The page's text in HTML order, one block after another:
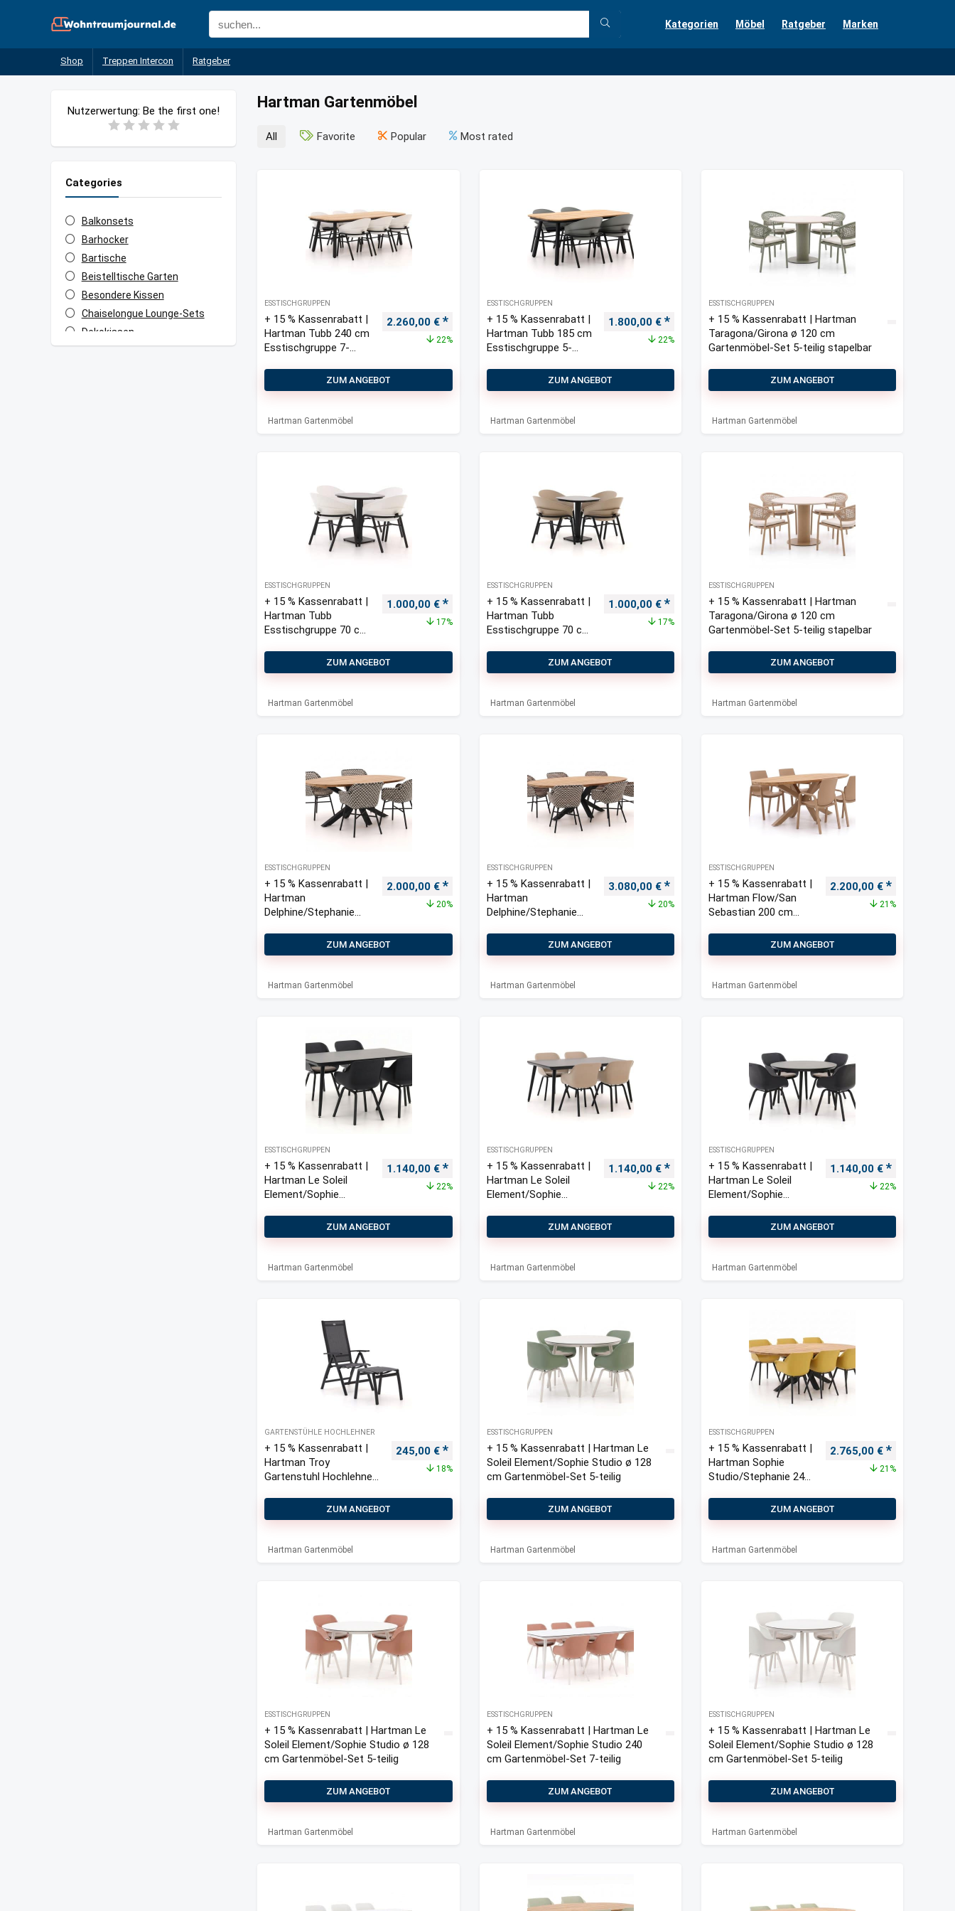
Kategorien Möbel Ratgeber Marken
Shop Treppen Intercon Ratgeber
Hartman Gartenmöbel
Nutzerwertung: Be the first one!
Categories
Balkonsets
Barhocker
Bartische
Beistelltische Garten
Besondere Kissen
Chaiselongue Lounge-Sets
Dekokissen
All Favorite Popular Most rated
ESSTISCHGRUPPEN
+ 15 % Kassenrabatt |
Hartman Tubb 240 cm
Esstischgruppe 7-
Ursprünglicher Preis war: 2.900,00 €
2.260,00 € Aktueller Preis ist: 2.260,00 €.
22%
ZUM ANGEBOT
Hartman Gartenmöbel
ESSTISCHGRUPPEN
+ 15 % Kassenrabatt |
Hartman Tubb 185 cm
Esstischgruppe 5-
Ursprünglicher Preis war: 2.300,00 €
1.800,00 € Aktueller Preis ist: 1.800,00 €.
22%
ZUM ANGEBOT
Hartman Gartenmöbel
ESSTISCHGRUPPEN
+ 15 % Kassenrabatt | Hartman
Taragona/Girona ø 120 cm
Gartenmöbel-Set 5-teilig stapelbar
ZUM ANGEBOT
Hartman Gartenmöbel
ESSTISCHGRUPPEN
+ 15 % Kassenrabatt |
Hartman Tubb
Esstischgruppe 70 cm
Ursprünglicher Preis war: 1.200,00 €
1.000,00 € Aktueller Preis ist: 1.000,00 €.
17%
ZUM ANGEBOT
Hartman Gartenmöbel
ESSTISCHGRUPPEN
+ 15 % Kassenrabatt |
Hartman Tubb
Esstischgruppe 70 cm
Ursprünglicher Preis war: 1.200,00 €
1.000,00 € Aktueller Preis ist: 1.000,00 €.
17%
ZUM ANGEBOT
Hartman Gartenmöbel
ESSTISCHGRUPPEN
+ 15 % Kassenrabatt | Hartman
Taragona/Girona ø 120 cm
Gartenmöbel-Set 5-teilig stapelbar
ZUM ANGEBOT
Hartman Gartenmöbel
ESSTISCHGRUPPEN
+ 15 % Kassenrabatt |
Hartman
Delphine/Stephanie
Ursprünglicher Preis war: 2.500,00 €
2.000,00 € Aktueller Preis ist: 2.000,00 €.
20%
ZUM ANGEBOT
Hartman Gartenmöbel
ESSTISCHGRUPPEN
+ 15 % Kassenrabatt |
Hartman
Delphine/Stephanie
Ursprünglicher Preis war: 3.850,00 €
3.080,00 € Aktueller Preis ist: 3.080,00 €.
20%
ZUM ANGEBOT
Hartman Gartenmöbel
ESSTISCHGRUPPEN
+ 15 % Kassenrabatt |
Hartman Flow/San
Sebastian 200 cm
teilig stapelbar
Ursprünglicher Preis
2.200,00 € Aktueller
21%
ZUM ANGEBOT
Hartman Gartenmöbel
ESSTISCHGRUPPEN
+ 15 % Kassenrabatt |
Hartman Le Soleil
Element/Sophie
Gartenmöbel-Set 5-
teilig
Ursprünglicher Preis war: 1.460,00 €
1.140,00 € Aktueller Preis ist: 1.140,00 €.
22%
ZUM ANGEBOT
Hartman Gartenmöbel
ESSTISCHGRUPPEN
+ 15 % Kassenrabatt |
Hartman Le Soleil
Element/Sophie
Gartenmöbel-Set 5-
teilig
Ursprünglicher Preis war: 1.460,00 €
1.140,00 € Aktueller Preis ist: 1.140,00 €.
22%
ZUM ANGEBOT
Hartman Gartenmöbel
ESSTISCHGRUPPEN
+ 15 % Kassenrabatt |
Hartman Le Soleil
Element/Sophie
Gartenmöbel-Set 5-
teilig
Ursprünglicher Preis
1.140,00 € Aktueller
22%
ZUM ANGEBOT
Hartman Gartenmöbel
GARTENSTÜHLE HOCHLEHNER
+ 15 % Kassenrabatt |
Hartman Troy
Gartenstuhl Hochlehner
Gartenhocker
Ursprünglicher Preis war: 300,00 €
245,00 € Aktueller Preis ist: 245,00 €.
18%
ZUM ANGEBOT
Hartman Gartenmöbel
ESSTISCHGRUPPEN
+ 15 % Kassenrabatt | Hartman Le
Soleil Element/Sophie Studio ø 128
cm Gartenmöbel-Set 5-teilig
ZUM ANGEBOT
Hartman Gartenmöbel
ESSTISCHGRUPPEN
+ 15 % Kassenrabatt |
Hartman Sophie
Studio/Stephanie 240
Ursprünglicher Preis
2.765,00 € Aktueller
21%
ZUM ANGEBOT
Hartman Gartenmöbel
ESSTISCHGRUPPEN
+ 15 % Kassenrabatt | Hartman Le
Soleil Element/Sophie Studio ø 128
cm Gartenmöbel-Set 5-teilig
ZUM ANGEBOT
Hartman Gartenmöbel
ESSTISCHGRUPPEN
+ 15 % Kassenrabatt | Hartman Le
Soleil Element/Sophie Studio 240
cm Gartenmöbel-Set 7-teilig
ZUM ANGEBOT
Hartman Gartenmöbel
ESSTISCHGRUPPEN
+ 15 % Kassenrabatt | Hartman Le
Soleil Element/Sophie Studio ø 128
cm Gartenmöbel-Set 5-teilig
ZUM ANGEBOT
Hartman Gartenmöbel